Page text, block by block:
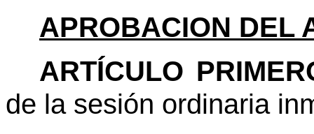
APROBACION DEL
ARTÍCULO
de la sesión ordinaria